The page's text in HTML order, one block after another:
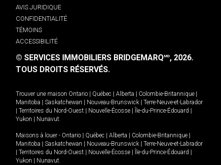
AVIS JURIDIQUE
CONFIDENTIALITÉ
TÉMOINS
ACCESSIBILITÉ
© SERVICES IMMOBILIERS BRIDGEMARQMD, 2026.
TOUS DROITS RÉSERVÉS.
Trouver une maison Ontario | Québec | Alberta | Colombie-Britannique |
Manitoba | Saskatchewan | Nouveau-Brunswick | Terre-Neuve-et-Labrador
| Territoires du Nord-Ouest | Nouvelle-Écosse | Île-du-Prince-Édouard |
Yukon | Nunavut
Maisons à louer - Ontario | Québec | Alberta | Colombie-Britannique |
Manitoba | Saskatchewan | Nouveau-Brunswick | Terre-Neuve-et-Labrador
| Territoires du Nord-Ouest | Nouvelle-Écosse | Île-du-Prince-Édouard |
Yukon | Nunavut